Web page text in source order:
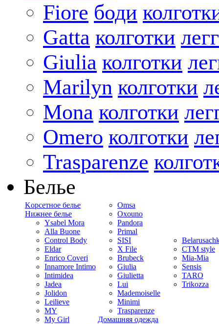
Fiore боди
Gatta колготки
Giulia колготки
Marilyn колготки
Mona колготки
Omero колготки
Trasparenze
Белье
Kорсетное белье
Нижнее белье
Ysabel Mora
Alla Buone
Control Body
Eldar
Enrico Coveri
Innamore Intimo
Intimidea
Jadea
Jolidon
Leilieve
MY
My Girl
Omsa
Oxouno
Pandora
Primal
SISI
X File
Brubeck
Giulia
Giulietta
Lui
Mademoiselle
Minimi
Trasparenze
Домашняя одежда
CTM style
Mia-Mia
Sensis
TARO
Trikozza